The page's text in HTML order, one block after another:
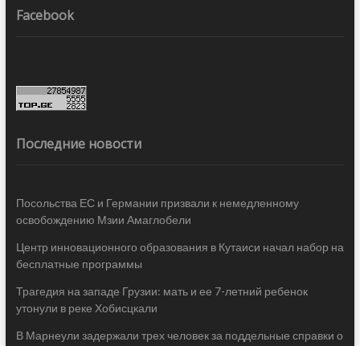
Facebook
Последние новости
Посольства ЕС и Германии призвали к немедленному
освобождению Мзии Амаглобели
Центр инновационного образования в Кутаиси начал набор на
бесплатные программы
Трагедия на западе Грузии: мать и ее 7-летний ребенок
утонули в реке Хобисцкали
В Марнеули задержали трех человек за поддельные справки о